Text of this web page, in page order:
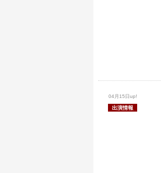
04月15日up!
出演情報